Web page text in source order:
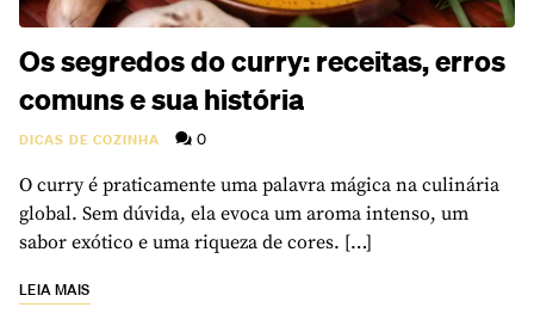
Os segredos do curry: receitas, erros
comuns e sua história
DICAS DE COZINHA 0
O curry é praticamente uma palavra mágica na culinária
global. Sem dúvida, ela evoca um aroma intenso, um
sabor exótico e uma riqueza de cores. […]
LEIA MAIS